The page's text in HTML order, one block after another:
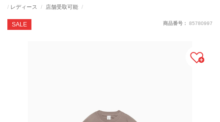
SALE
レディース 店舗受取可能
商品番号： 85780997